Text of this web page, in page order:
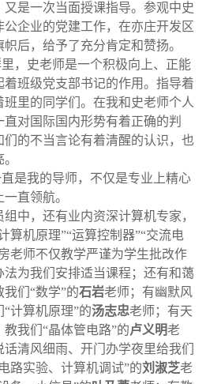
是一次当面授课指导。参观中史
企业的党建工作，在亦庄开发区
后，给予了充分肯定和赞扬。
，史老师是一个积极向上、正能
着班级党支部书记的作用。指导着
里的同学们。在我和史老师个人
对国际国内形势有着正确的判
们的不当言论有着清醒的认识，也
是我的导师，不仅是专业上精心
直领航。
中，还有业内资深计算机专家，
算机原理”“运算控制器”“交流电
老师不仅教学严谨为学生批改作
法为我们安排适当课程；还有和蔼
们“数学”的石岩老师；有幽默风
计算机原理”的汤志忠老师；有天
我们“晶体管电路”的卢义明老
清风细雨、开门办学夜里给我们
路实验、计算机调试”的刘淑芝老